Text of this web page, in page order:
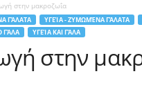
στην μακροζωΐα
ΓΆΛΑΤΑ ΥΓΕΊΑ - ΖΥΜΩΜΈΝΑ ΓΆΛΑΤΑ
ΓΆΛΑ ΥΓΕΊΑ ΚΑΙ ΓΆΛΑ
στην